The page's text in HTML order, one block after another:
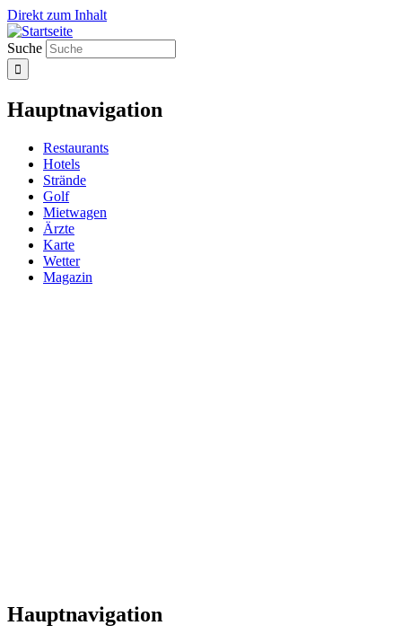
Direkt zum Inhalt
Suche
Hauptnavigation
Restaurants
Hotels
Strände
Golf
Mietwagen
Ärzte
Karte
Wetter
Magazin
Hauptnavigation